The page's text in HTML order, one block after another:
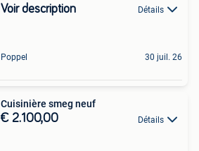
Voir description Détails
Poppel 30 juil. 26
Cuisinière smeg neuf
€ 2.100,00 Détails